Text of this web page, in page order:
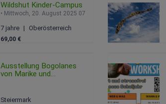
Wildshut Kinder-Campus
Mittwoch, 20. August 2025 07:00
7 jahre Oberösterreich
69,00 €
Ausstellung Bogolanes
von Marike und
Steiermark